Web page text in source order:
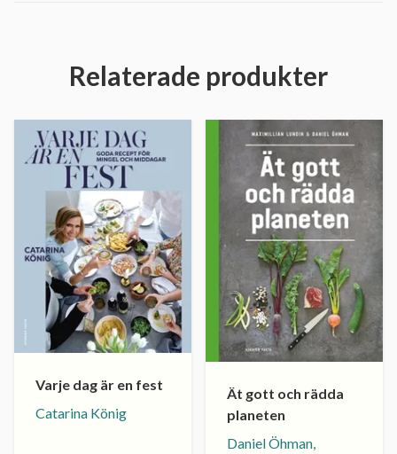
Relaterade produkter
Varje dag är en fest
Catarina König
Ät gott och rädda
planeten
Daniel Öhman,